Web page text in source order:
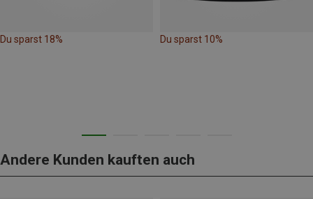
Du sparst 18% Du sparst 10%
Andere Kunden kauften auch